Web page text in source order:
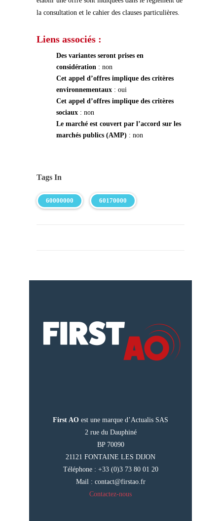
la consultation et le cahier des clauses particulières.
Liens associés :
Des variantes seront prises en
considération : non
Cet appel d’offres implique des critères
environnementaux : oui
Cet appel d’offres implique des critères
sociaux : non
Le marché est couvert par l’accord sur les
marchés publics (AMP) : non
Tags In
60000000 60170000
First AO est une marque d’Actualis SAS
2 rue du Dauphiné
BP 70090
21121 FONTAINE LES DIJON
Téléphone : +33 (0)3 73 80 01 20
Mail : contact@firstao.fr
Contactez-nous